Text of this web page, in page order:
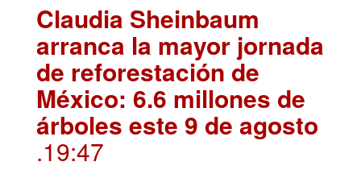
Claudia Sheinbaum
arranca la mayor jornada
de reforestación de
México: 6.6 millones de
árboles este 9 de agosto
.19:47